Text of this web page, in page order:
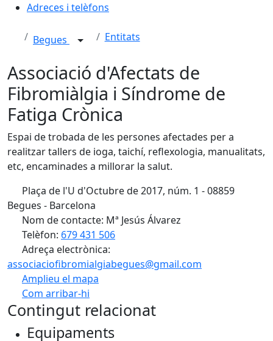
Adreces i telèfons
Begues Entitats
Associació d'Afectats de
Fibromiàlgia i Síndrome de
Fatiga Crònica
Espai de trobada de les persones afectades per a
realitzar tallers de ioga, taichí, reflexologia, manualitats,
etc, encaminades a millorar la salut.
Plaça de l'U d'Octubre de 2017, núm. 1 - 08859
Begues - Barcelona
Nom de contacte: Mª Jesús Álvarez
Telèfon: 679 431 506
Adreça electrònica:
associaciofibromialgiabegues@gmail.com
Amplieu el mapa
Com arribar-hi
+
Contingut relacionat
Equipaments